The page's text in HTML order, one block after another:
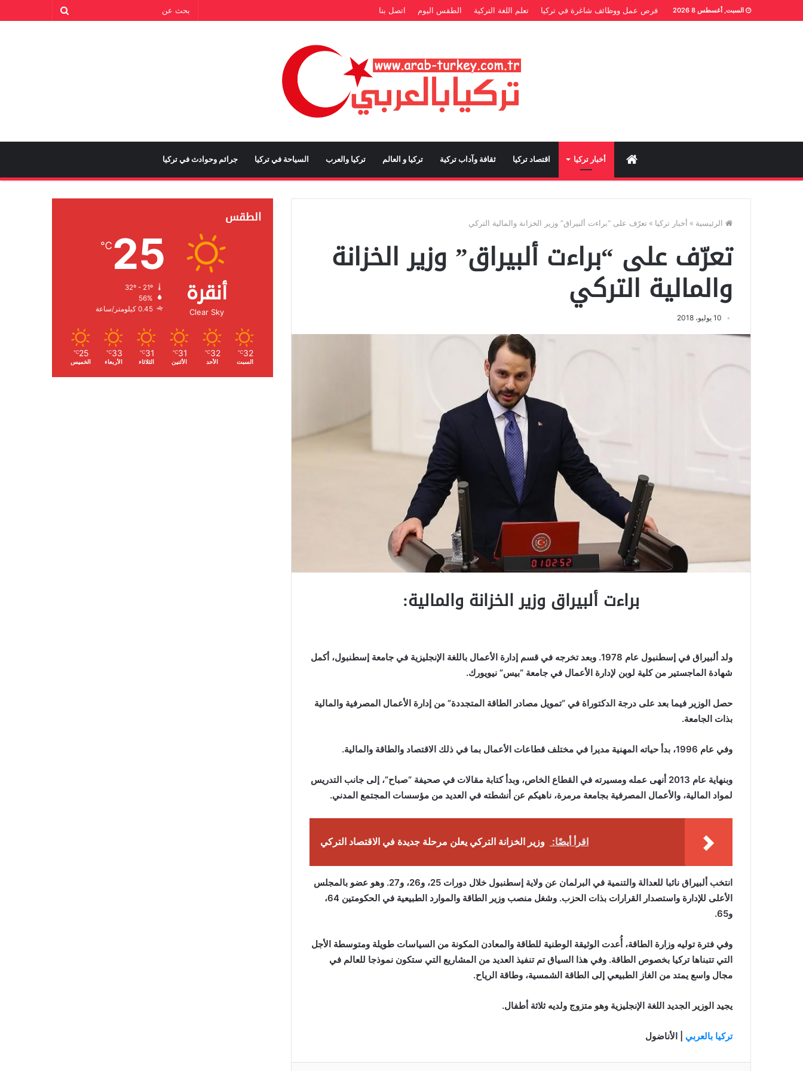
السبت, أغسطس 8 2026 فرص عمل ووظائف شاغرة في تركيا تعلم اللغة التركية الطقس اليوم اتصل بنا
Home أخبار تركيا اقتصاد تركيا ثقافة وآداب تركية تركيا و العالم تركيا والعرب السياحة في تركيا جرائم وحوادث في تركيا
الرئيسية » أخبار تركيا » تعرّف على “براءت ألبيراق” وزير الخزانة والمالية التركي
تعرّف على “براءت ألبيراق” وزير الخزانة
والمالية التركي
10 يوليو، 2018
براءت ألبيراق وزير الخزانة والمالية:
ولد ألبيراق في إسطنبول عام 1978. وبعد تخرجه في قسم إدارة الأعمال باللغة الإنجليزية في جامعة إسطنبول، أكمل
شهادة الماجستير من كلية لوبن لإدارة الأعمال في جامعة “بيس” نيويورك.
حصل الوزير فيما بعد على درجة الدكتوراة في “تمويل مصادر الطاقة المتجددة” من إدارة الأعمال المصرفية والمالية
بذات الجامعة.
وفي عام 1996، بدأ حياته المهنية مديرا في مختلف قطاعات الأعمال بما في ذلك الاقتصاد والطاقة والمالية.
وبنهاية عام 2013 أنهى عمله ومسيرته في القطاع الخاص، وبدأ كتابة مقالات في صحيفة “صباح”، إلى جانب التدريس
لمواد المالية، والأعمال المصرفية بجامعة مرمرة، ناهيكم عن أنشطته في العديد من مؤسسات المجتمع المدني.
اقرأ أيضًا: وزير الخزانة التركي يعلن مرحلة جديدة في الاقتصاد التركي
انتخب ألبيراق نائبا للعدالة والتنمية في البرلمان عن ولاية إسطنبول خلال دورات 25، و26، و27. وهو عضو بالمجلس
الأعلى للإدارة واستصدار القرارات بذات الحزب. وشغل منصب وزير الطاقة والموارد الطبيعية في الحكومتين 64،
و65.
وفي فترة توليه وزارة الطاقة، أُعدت الوثيقة الوطنية للطاقة والمعادن المكونة من السياسات طويلة ومتوسطة الأجل
التي تتبناها تركيا بخصوص الطاقة. وفي هذا السياق تم تنفيذ العديد من المشاريع التي ستكون نموذجا للعالم في
مجال واسع يمتد من الغاز الطبيعي إلى الطاقة الشمسية، وطاقة الرياح.
يجيد الوزير الجديد اللغة الإنجليزية وهو متزوج ولديه ثلاثة أطفال.
تركيا بالعربي | الأناضول
الطقس
أنقرة
Clear Sky
25
℃
الرطوبة:
الرياح:
32
℃
السبت
32
℃
الأحد
31
℃
الأثنين
31
℃
الثلاثاء
33
℃
الأربعاء
25
℃
الخميس